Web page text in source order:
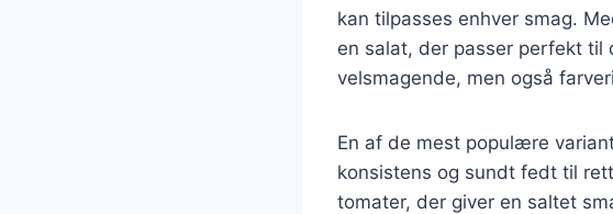
kan tilpasses enhver smag.
en salat, der passer perfekt til
velsmagende, men også
En af de mest populære
konsistens og sundt fedt til
tomater, der giver en saltet